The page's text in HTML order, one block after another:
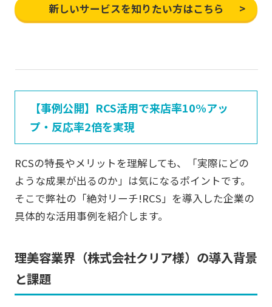
新しいサービスを知りたい方はこちら >
【事例公開】RCS活用で来店率10%アッ
プ・反応率2倍を実現
RCSの特長やメリットを理解しても、「実際にどの
ような成果が出るのか」は気になるポイントです。
そこで弊社の「絶対リーチ!RCS」を導入した企業の
具体的な活用事例を紹介します。
理美容業界（株式会社クリア様）の導入背景
と課題